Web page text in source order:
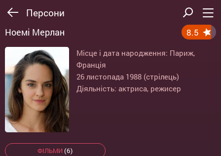
Персони
Ноемі Мерлан 8.5
Місце і дата народження: Париж,
Франція
26 листопада 1988 (стрілець)
Діяльність: актриса, режисер
ФІЛЬМИ (6)